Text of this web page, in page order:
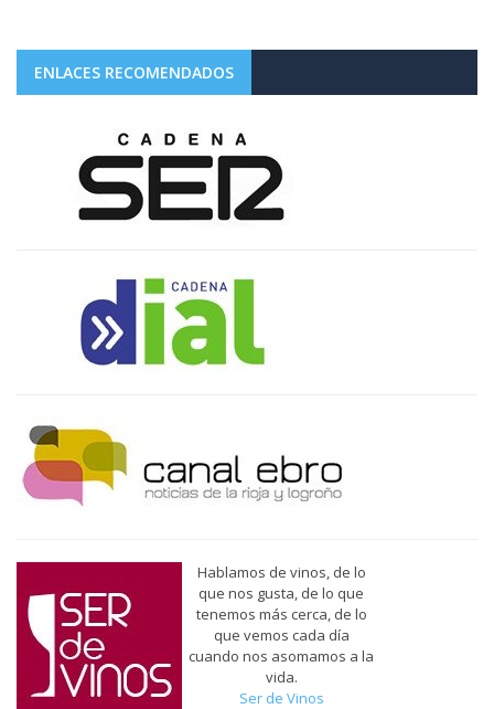
ENLACES RECOMENDADOS
Hablamos de vinos, de lo
que nos gusta, de lo que
tenemos más cerca, de lo
que vemos cada día
cuando nos asomamos a la
vida.
Ser de Vinos